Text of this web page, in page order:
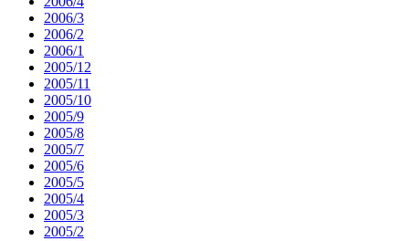
2006/3
2006/2
2006/1
2005/12
2005/11
2005/10
2005/9
2005/8
2005/7
2005/6
2005/5
2005/4
2005/3
2005/2